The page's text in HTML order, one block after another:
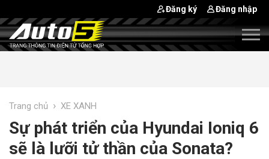
Đăng ký Đăng nhập
Trang chủ › XE XANH
Sự phát triển của Hyundai Ioniq 6
sẽ là lưỡi tử thần của Sonata?